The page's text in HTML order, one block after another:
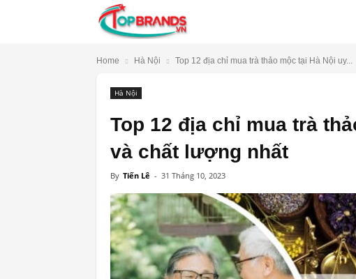
Home Hà Nội Top 12 địa chỉ mua trà thảo mộc tại Hà Nội uy...
Hà Nội
Top 12 địa chỉ mua trà
và chất lượng nhất
By Tiến Lê - 31 Tháng 10, 2023